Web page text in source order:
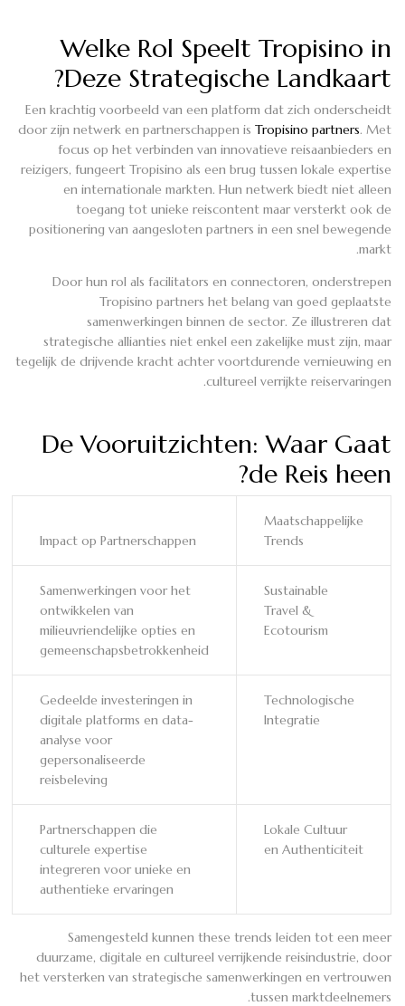
Welke Rol Speelt Tropisino in
Deze Strategische Landkaart?
Een krachtig voorbeeld van een platform dat zich onderscheidt
door zijn netwerk en partnerschappen is Tropisino partners. Met
focus op het verbinden van innovatieve reisaanbieders en
reizigers, fungeert Tropisino als een brug tussen lokale expertise
en internationale markten. Hun netwerk biedt niet alleen
toegang tot unieke reiscontent maar versterkt ook de
positionering van aangesloten partners in een snel bewegende
markt.
Door hun rol als facilitators en connectoren, onderstrepen
Tropisino partners het belang van goed geplaatste
samenwerkingen binnen de sector. Ze illustreren dat
strategische allianties niet enkel een zakelijke must zijn, maar
tegelijk de drijvende kracht achter voortdurende vernieuwing en
cultureel verrijkte reiservaringen.
De Vooruitzichten: Waar Gaat
de Reis heen?
Maatschappelijke
Trends
Impact op Partnerschappen
Sustainable
Travel &
Ecotourism
Samenwerkingen voor het
ontwikkelen van
milieuvriendelijke opties en
gemeenschapsbetrokkenheid
Technologische
Integratie
Gedeelde investeringen in
digitale platforms en data-
analyse voor
gepersonaliseerde
reisbeleving
Lokale Cultuur
en Authenticiteit
Partnerschappen die
culturele expertise
integreren voor unieke en
authentieke ervaringen
Samengesteld kunnen these trends leiden tot een meer
duurzame, digitale en cultureel verrijkende reisindustrie, door
het versterken van strategische samenwerkingen en vertrouwen
tussen marktdeelnemers.